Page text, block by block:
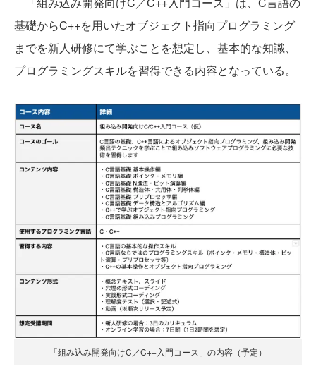
基礎からC++を用いたオブジェクト指向プログラミング
までを新人研修にて学ぶことを想定し、基本的な知識、
プログラミングスキルを習得できる内容となっている。
「組み込み開発向けC／C++入門コース」の内容（予定）